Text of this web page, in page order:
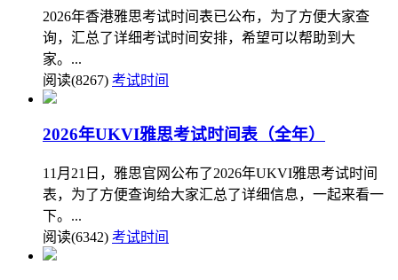
2026年香港雅思考试时间表已公布，为了方便大家查
询，汇总了详细考试时间安排，希望可以帮助到大
家。...
阅读(8267) 考试时间
2026年UKVI雅思考试时间表（全年）
11月21日，雅思官网公布了2026年UKVI雅思考试时间
表，为了方便查询给大家汇总了详细信息，一起来看一
下。...
阅读(6342) 考试时间